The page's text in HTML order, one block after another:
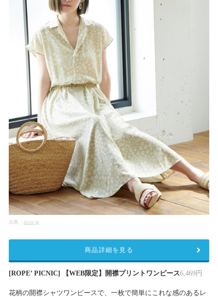
出典： zozo.jp
[ROPE’ PICNIC] 【WEB限定】開襟プリントワンピース6,469円
花柄の開襟シャツワンピースで、一枚で簡単にこれな感のあるレ
商品詳細を見る